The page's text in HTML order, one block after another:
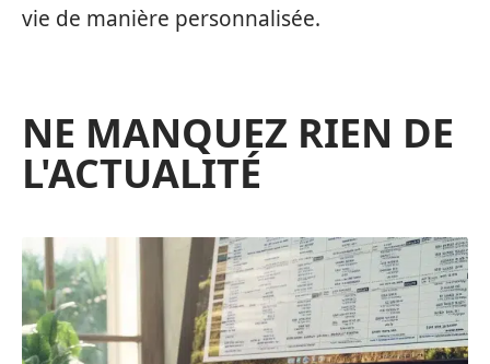
vie de manière personnalisée.
NE MANQUEZ RIEN DE
L'ACTUALITÉ